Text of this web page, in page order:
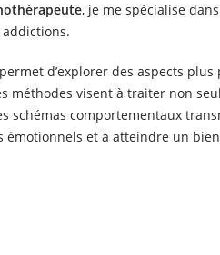
, je me spécialise
addictions.
d’explorer des aspects
méthodes visent à traiter non
schémas comportementaux
émotionnels et à atteindre un